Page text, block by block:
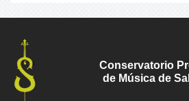
Conservatorio
de Música de